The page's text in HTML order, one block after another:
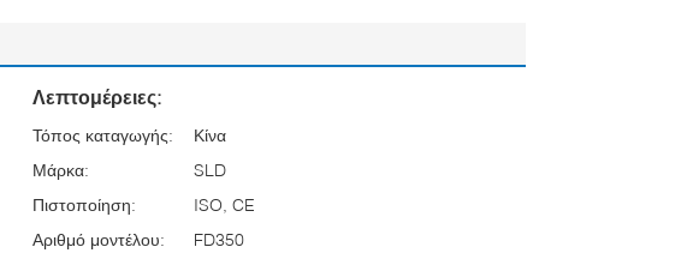
Λεπτομέρειες:
Τόπος καταγωγής:
Κίνα
Μάρκα:
SLD
Πιστοποίηση:
ISO, CE
Αριθμό μοντέλου:
FD350